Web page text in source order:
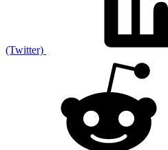
(Twitter)